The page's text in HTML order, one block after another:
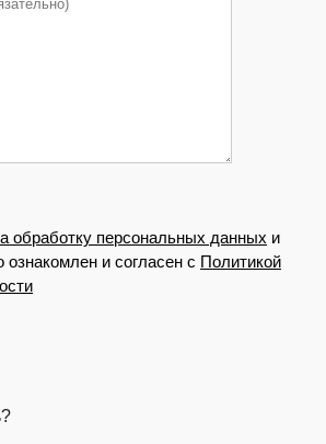
обработку персональных данных и
и согласен с Политикой